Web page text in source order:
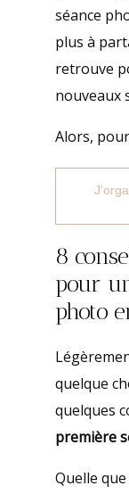
séance
plus à
retrouve
nouveaux
Alors,
8
pour
photo
quelque
quelques
première
Quelle